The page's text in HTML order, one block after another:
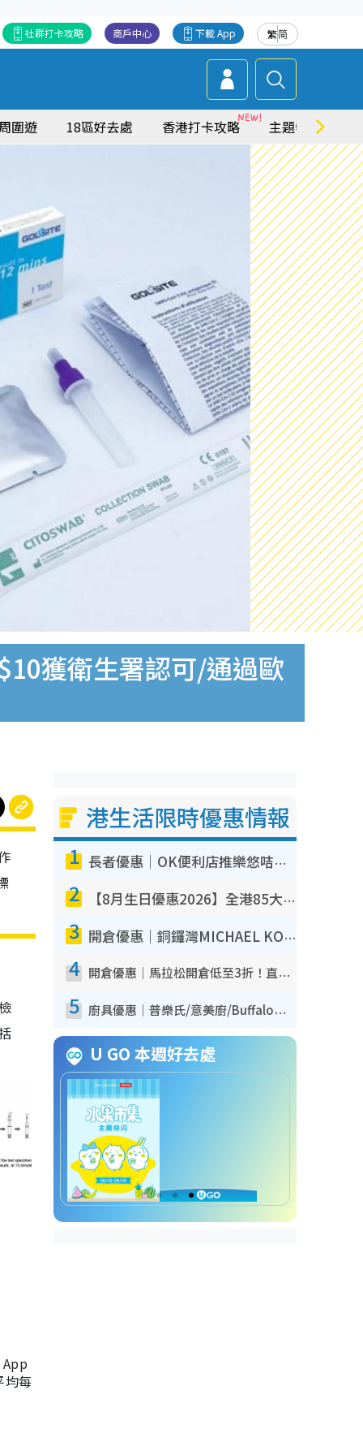
繁简
下載 App
商戶中心
社群打卡攻略
圍遊 18區好去處 香港打卡攻略 主題特集
獲衛生署認可/通過歐
均每
港生活限時優惠情報
1 長者優惠｜OK便利店推樂悠咭優惠！買麵包/牛奶/保健品拍卡即減
2 【8月生日優惠2026】全港85大食買玩著數攻略 自助餐/火鍋放題同行免費＋誠品/DONKI送現金券
3 開倉優惠｜銅鑼灣MICHAEL KORS開倉低至17折！直擊$500起買手袋/銀包/鞋款 必買經典Jet Set系列
4 開倉優惠｜馬拉松開倉低至3折！直擊$99起買adidas／New Balance／Puma鞋款 STANLEY保溫杯劈價至$119起
5 廚具優惠｜普樂氏/意美廚/Buffalo廚具低至3折！$89起買煎鍋／炒鑊／個人鍋 同場小家電激減至$99起
U GO 本週好去處